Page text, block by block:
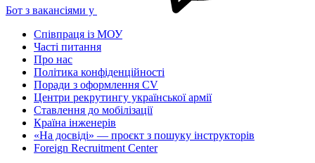
Бот з вакансіями у
Співпраця із МОУ
Часті питання
Про нас
Політика конфіденційності
Поради з оформлення CV
Центри рекрутингу української армії
Ставлення до мобілізації
Країна інженерів
«На досвіді» — проєкт з пошуку інструкторів
Foreign Recruitment Center